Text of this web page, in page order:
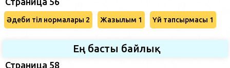
Әдеби тіл нормалары 2 Жазылым 1 Үй тапсырмасы 1
Ең басты байлық
Страница 58